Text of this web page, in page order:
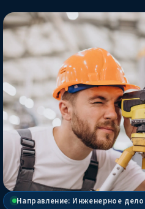
Направление: Инженерное дело